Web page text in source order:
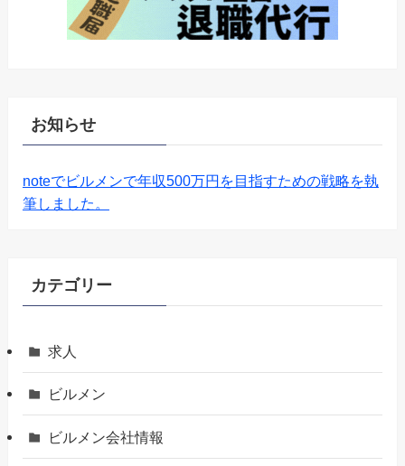
お知らせ
noteでビルメンで年収500万円を目指すための戦略を執
筆しました。
カテゴリー
求人
ビルメン
ビルメン会社情報